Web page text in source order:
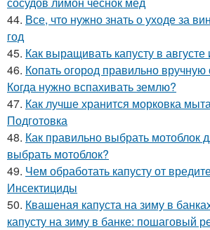
44. Все, что нужно знать о уходе за
год
45. Как выращивать капусту в августе
46. Копать огород правильно
Когда нужно вспахивать землю?
47. Как лучше хранится морковка
Подготовка
48. Как правильно выбрать мотоблок
выбрать мотоблок?
49. Чем обработать капусту от
Инсектициды
50. Квашеная капуста на зиму в
капусту на зиму в банке: пошаговый